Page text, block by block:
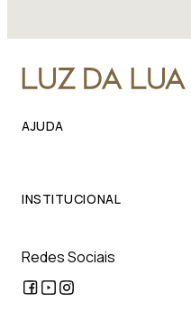
AJUDA
INSTITUCIONAL
Redes Sociais